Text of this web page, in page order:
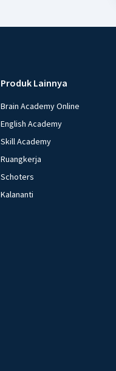
Produk Lainnya
Brain Academy Online
English Academy
Skill Academy
Ruangkerja
Schoters
Kalananti